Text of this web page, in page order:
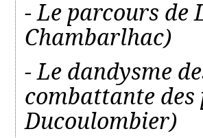
- Le parcours de
Chambarlhac)
- Le dandysme
combattante
Ducoulombier)